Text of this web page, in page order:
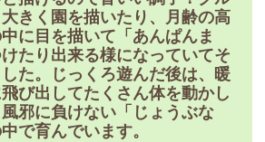
きく園を描いたり、月齢の高
に目を描いて「あんぱんま
たり出来る様になっていてそ
た。じっくろ遊んだ後は、暖
び出してたくさん体を動かし
邪に負けない「じょうぶな
で育んでいます。